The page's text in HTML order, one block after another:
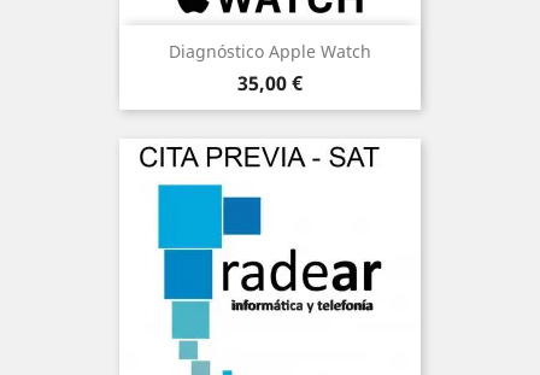
Diagnóstico Apple Watch
Precio
35,00 €